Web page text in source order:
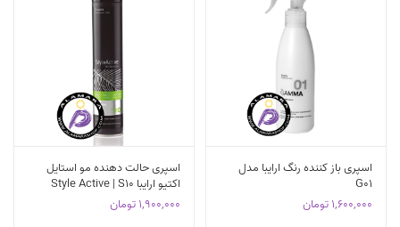
اسپری باز کننده رنگ ارایبا مدل
G01
1,600,000تومان
اسپری حالت دهنده مو استایل
اکتیو ارایبا Style Active | S10
1,900,000تومان